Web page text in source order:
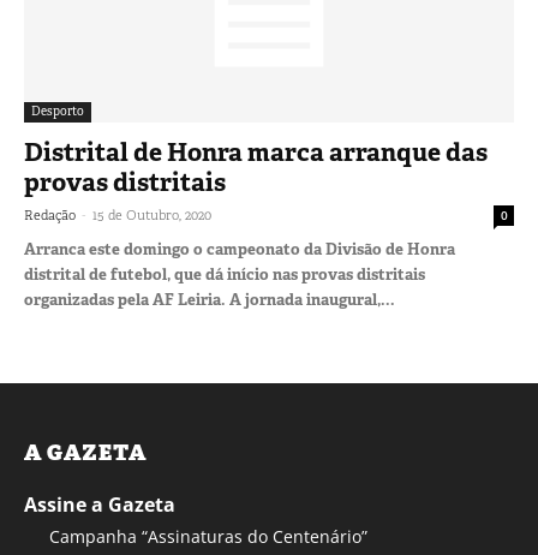
Desporto
Distrital de Honra marca arranque das
provas distritais
Redação - 15 de Outubro, 2020 0
Arranca este domingo o campeonato da Divisão de Honra
distrital de futebol, que dá início nas provas distritais
organizadas pela AF Leiria. A jornada inaugural,...
A GAZETA
Assine a Gazeta
Campanha “Assinaturas do Centenário”